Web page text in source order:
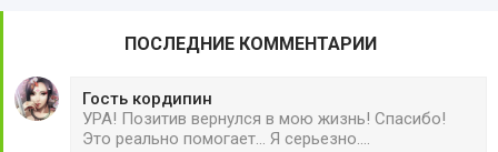
ПОСЛЕДНИЕ КОММЕНТАРИИ
Гость кордипин
УРА! Позитив вернулся в мою жизнь! Спасибо!
Это реально помогает... Я серьезно....